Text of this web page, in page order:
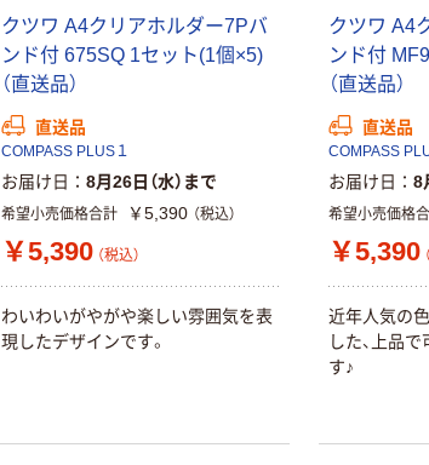
クツワ A4クリアホルダー7Pバ
ンド付 675SQ 1セット(1個×5)
（直送品）
直送品
COMPASS PLUS１
お届け日 8月26日（水）まで
希望小売価格合計 ￥5,390 （税込）
￥5,390 （税込）
わいわいがやがや楽しい雰囲気を表
現したデザインです。
クツワ A4
ンド付
（直送品）
直送品
COMPASS
お届け日 8
希望小売価格
￥5,390
近年人気の
した、上品
す♪
蛍光オプテック
【アスクル限定】